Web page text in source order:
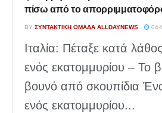
πίσω από το
BY ΣΥΝΤΑΚΤΙΚΉ ΟΜΆΔΑ ALLDAYNEWS 04-
Ιταλία: Πέταξε κατά
ενός εκατομμυρίου – Το
βουνό από σκουπίδια Ένα
ενός εκατομμυρίου...